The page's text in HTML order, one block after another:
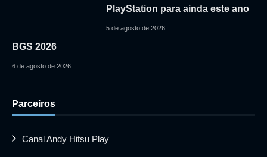
PlayStation para ainda este ano
5 de agosto de 2026
BGS 2026
6 de agosto de 2026
Parceiros
Canal Andy Hitsu Play